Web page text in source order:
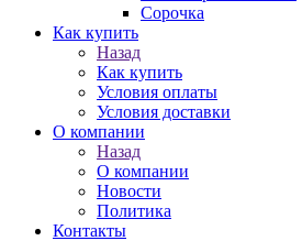
Сорочка
Как купить
Назад
Как купить
Условия оплаты
Условия доставки
О компании
Назад
О компании
Новости
Политика
Контакты